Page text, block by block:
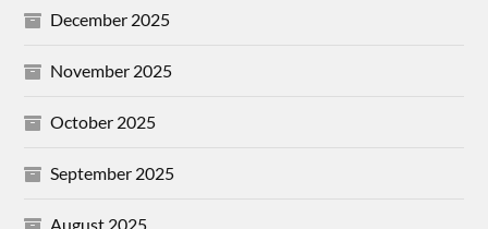
December 2025
November 2025
October 2025
September 2025
August 2025